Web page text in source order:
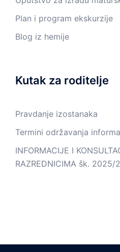
Plan i program ekskurzije
Blog iz hemije
Kutak za roditelje
Pravdanje izostanaka
Termini održavanja
INFORMACIJE I
RAZREDNICIMA šk. 2025/